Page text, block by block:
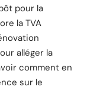
pour la
la TVA
alléger la
comment en
sur le